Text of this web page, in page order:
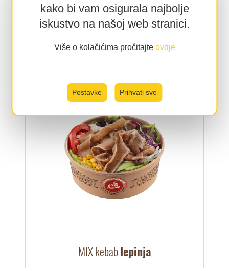
kako bi vam osigurala najbolje
iskustvo na našoj web stranici.
Više o kolačićima pročitajte ovdje
Postavke Prihvati sve
MIX kebablepinja